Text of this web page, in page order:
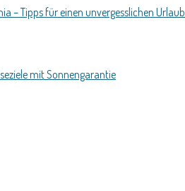
– Tipps für einen unvergesslichen Urlaub
mit Sonnengarantie